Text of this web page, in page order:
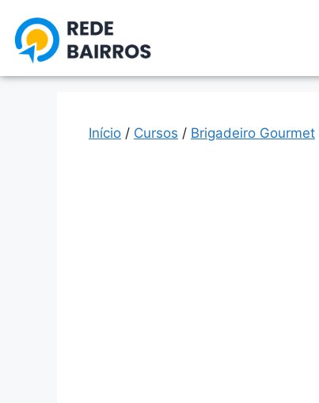
Início / Cursos / Brigadeiro Gourmet